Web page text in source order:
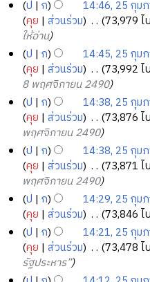
ป ก 14:46, 25 กุม
คุย ส่วนร่วม ‎ 73,979 ไ
ให้อ่าน
ป ก 14:45, 25 กุม
คุย ส่วนร่วม ‎ 73,992 ไ
8 พฤศจิกายน 2490
ป ก 14:38, 25 กุม
คุย ส่วนร่วม ‎ 73,876 ไ
พฤศจิกายน 2490
ป ก 14:38, 25 กุม
คุย ส่วนร่วม ‎ 73,871 ไ
พฤศจิกายน 2490
ป ก 14:29, 25 กุม
คุย ส่วนร่วม ‎ 73,846 ไ
ไ
ม่
มี
ค
ป ก 14:21, 25 กุม
คุย ส่วนร่วม ‎ 73,478 ไ
รัฐประหาร”